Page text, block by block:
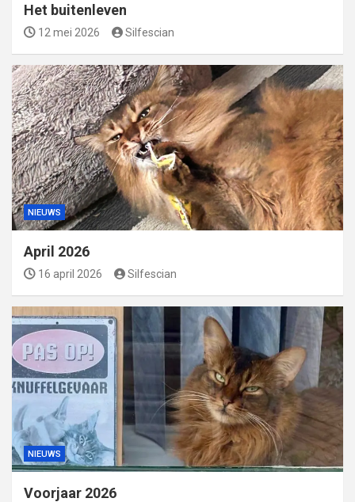
Het buitenleven
12 mei 2026 Silfescian
NIEUWS
April 2026
16 april 2026 Silfescian
NIEUWS
Voorjaar 2026